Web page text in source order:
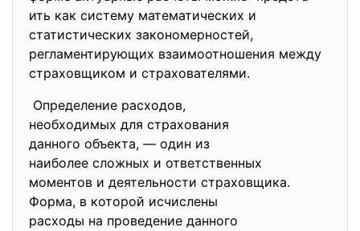
ить как систему математических и
статистических закономерностей,
регламентирующих взаимоотношения между
страховщиком и страхователями.
Определение расходов,
необходимых для страхования
данного объекта, — один из
наиболее сложных и ответственных
моментов и деятельности страховщика.
Форма, в которой исчислены
расходы на проведение данного